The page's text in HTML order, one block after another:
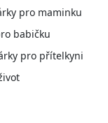
pro maminku
babičku
pro přítelkyni